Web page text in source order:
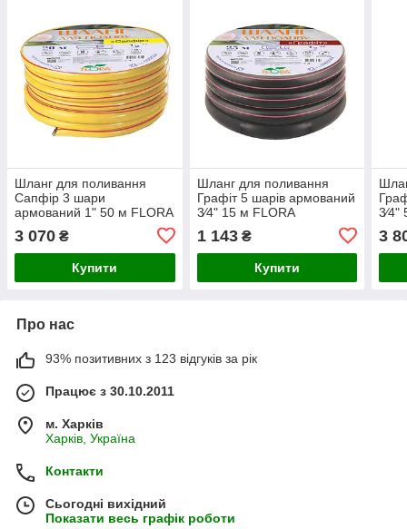
Шланг для поливання
Сапфір 3 шари
армований 1" 50 м FLORA
3 070 ₴
Купити
Шланг для поливання
Графіт 5 шарів армований
3⁄4" 15 м FLORA
1 143₴
Купити
3⁄4"
3
Про нас
93% позитивних з 123 відгуків за рік
Працює з 30.10.2011
м. Харків
Харків, Україна
Контакти
Сьогодні вихідний
Показати весь графік роботи